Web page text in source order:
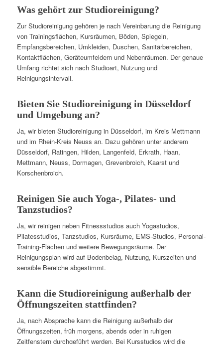
Was gehört zur Studioreinigung?
Zur Studioreinigung gehören je nach Vereinbarung die Reinigung
von Trainingsflächen, Kursräumen, Böden, Spiegeln,
Empfangsbereichen, Umkleiden, Duschen, Sanitärbereichen,
Kontaktflächen, Geräteumfeldern und Nebenräumen. Der genaue
Umfang richtet sich nach Studioart, Nutzung und
Reinigungsintervall.
Bieten Sie Studioreinigung in Düsseldorf
und Umgebung an?
Ja, wir bieten Studioreinigung in Düsseldorf, im Kreis Mettmann
und im Rhein-Kreis Neuss an. Dazu gehören unter anderem
Düsseldorf, Ratingen, Hilden, Langenfeld, Erkrath, Haan,
Mettmann, Neuss, Dormagen, Grevenbroich, Kaarst und
Korschenbroich.
Reinigen Sie auch Yoga-, Pilates- und
Tanzstudios?
Ja, wir reinigen neben Fitnessstudios auch Yogastudios,
Pilatesstudios, Tanzstudios, Kursräume, EMS-Studios, Personal-
Training-Flächen und weitere Bewegungsräume. Der
Reinigungsplan wird auf Bodenbelag, Nutzung, Kurszeiten und
sensible Bereiche abgestimmt.
Kann die Studioreinigung außerhalb der
Öffnungszeiten stattfinden?
Ja, nach Absprache kann die Reinigung außerhalb der
Öffnungszeiten, früh morgens, abends oder in ruhigen
Zeitfenstern durchgeführt werden. Bei Kursstudios wird die